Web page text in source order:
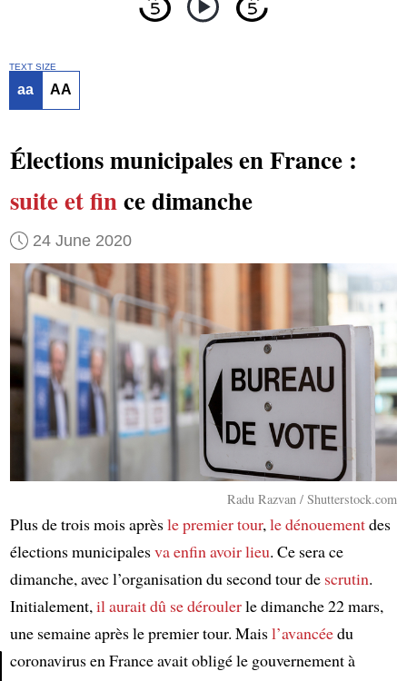
TEXT SIZE
aa AA
Élections municipales en France :
suite et fince dimanche
24 June 2020
Radu Razvan / Shutterstock.com
Plus de trois mois aprèsle premier tour,le dénouementdes
élections municipalesva enfin avoir lieu. Ce sera ce
dimanche, avec l’organisation du second tour de scrutin.
Initialement,il aurait dû se déroulerle dimanche 22 mars,
une semaine après le premier tour. Maisl’avancéedu
coronavirus en France avait obligé le gouvernement à